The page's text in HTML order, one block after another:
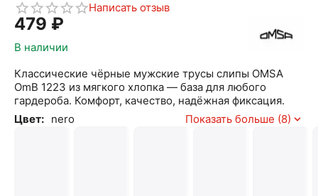
Написать отзыв
‍479‍ ₽
В наличии
Классические чёрные мужские трусы слипы OMSA
OmB 1223 из мягкого хлопка — база для любого
гардероба. Комфорт, качество, надёжная фиксация.
Цвет: nero Показать больше (8)